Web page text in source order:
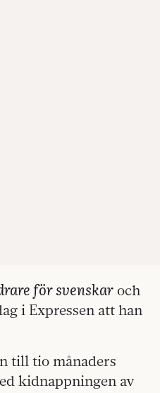
för svenskaroch
i Expressen att han
till tio månaders
kidnappningen av